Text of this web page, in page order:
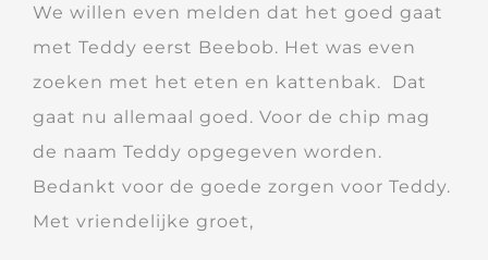
We willen even melden dat het goed gaat
met Teddy eerst Beebob. Het was even
zoeken met het eten en kattenbak. Dat
gaat nu allemaal goed. Voor de chip mag
de naam Teddy opgegeven worden.
Bedankt voor de goede zorgen voor Teddy.
Met vriendelijke groet,